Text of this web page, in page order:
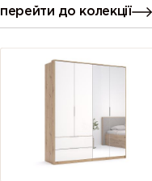
перейти до колекції